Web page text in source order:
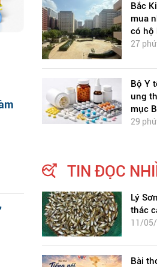
DỊCH VIÊM PHỔI
19
Bắc
mua
có hộ
27
Bộ Y
ung
mục
29
TIN ĐỌC
Lý
thác
11/05/
Bài